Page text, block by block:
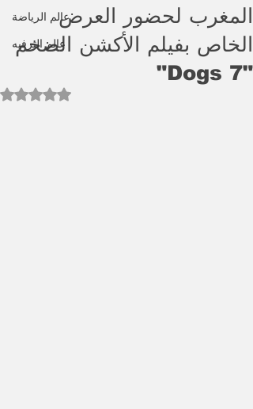
عالم الرياضة
عالم الترفيه
المغرب لحضور العرض
الخاص بفيلم الأكشن الضخم
"7 Dogs"
Rated NaN out of 5 stars.